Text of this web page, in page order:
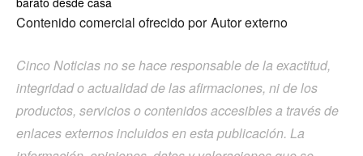
Contenido comercial ofrecido por Autor externo
Cinco Noticias no se hace responsable de la exactitud,
integridad o actualidad de las afirmaciones, ni de los
productos, servicios o contenidos accesibles a través de
enlaces externos incluidos en esta publicación. La